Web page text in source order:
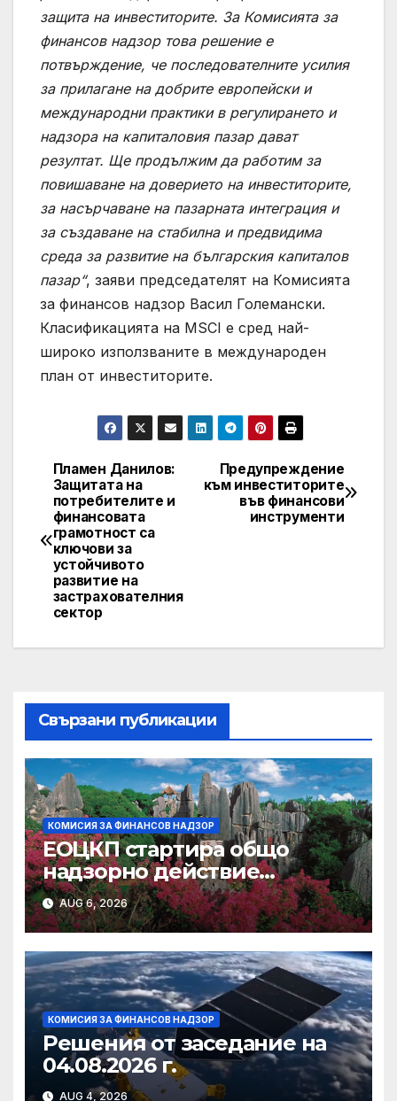
защита на инвеститорите. За Комисията за
финансов надзор това решение е
потвърждение, че последователните усилия
за прилагане на добрите европейски и
международни практики в регулирането и
надзора на капиталовия пазар дават
резултат. Ще продължим да работим за
повишаване на доверието на инвеститорите,
за насърчаване на пазарната интеграция и
за създаване на стабилна и предвидима
среда за развитие на българския капиталов
пазар“, заяви председателят на Комисията
за финансов надзор Васил Големански.
Класификацията на MSCI е сред най-
широко използваните в международен
план от инвеститорите.
Post
navigation
Предупреждение
към инвеститорите
във финансови
инструменти
Пламен Данилов:
Защитата на
потребителите и
финансовата
грамотност са
ключови за
устойчивото
развитие на
застрахователния
сектор
Свързани публикации
КОМИСИЯ ЗА ФИНАНСОВ НАДЗОР
ЕОЦКП стартира общо
надзорно действие
съвместно с националните
компетентни органи
относно функцията за
управление на риска на УД
и ЛУАИФ
AUG 6, 2026
КОМИСИЯ ЗА ФИНАНСОВ НАДЗОР
Решения от заседание на
04.08.2026 г.
AUG 4, 2026